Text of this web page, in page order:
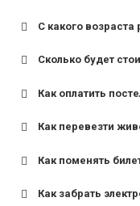
С какого
для поездов
для пригородных
Сколько будет
Как оплатить
Как перевезти
Как поменять
Как забрать